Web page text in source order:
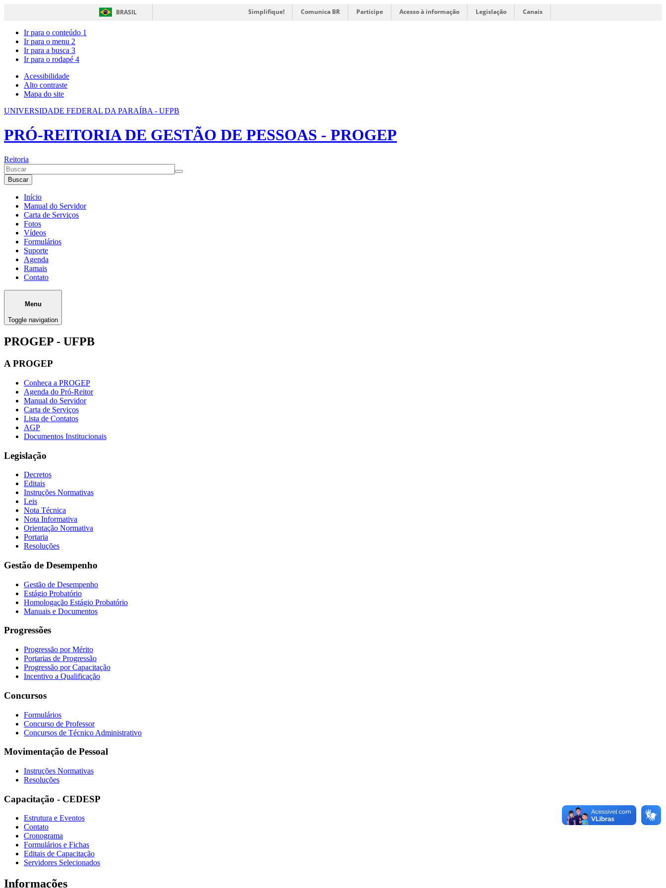
BRASIL Simplifique! Comunica BR Participe Acesso à informação Legislação Canais
Ir para o conteúdo 1
Ir para o menu 2
Ir para a busca 3
Ir para o rodapé 4
Acessibilidade
Alto contraste
Mapa do site
UNIVERSIDADE FEDERAL DA PARAÍBA - UFPB
PRÓ-REITORIA DE GESTÃO DE PESSOAS - PROGEP
Reitoria
Buscar
Início
Manual do Servidor
Carta de Serviços
Fotos
Vídeos
Formulários
Suporte
Agenda
Ramais
Contato
Menu
Toggle navigation
PROGEP - UFPB
A PROGEP
Conheça a PROGEP
Agenda do Pró-Reitor
Manual do Servidor
Carta de Serviços
Lista de Contatos
AGP
Documentos Institucionais
Legislação
Decretos
Editais
Instruções Normativas
Leis
Nota Técnica
Nota Informativa
Orientação Normativa
Portaria
Resoluções
Gestão de Desempenho
Gestão de Desempenho
Estágio Probatório
Homologação Estágio Probatório
Manuais e Documentos
Progressões
Progressão por Mérito
Portarias de Progressão
Progressão por Capacitação
Incentivo a Qualificação
Concursos
Formulários
Concurso de Professor
Concursos de Técnico Administrativo
Movimentação de Pessoal
Instruções Normativas
Resoluções
Capacitação - CEDESP
Estrutura e Eventos
Contato
Cronograma
Formulários e Fichas
Editais de Capacitação
Servidores Selecionados
Informações